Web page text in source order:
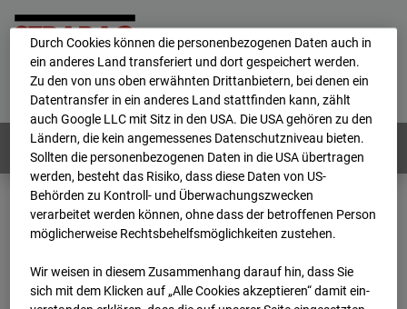
Home E-Mail Impressum
Login
Deutsch / English
Webcams: Alle Länder
Home
Österreich
BC-191 - BV-ÖBB Lastenstraße
Archiv
2026
07 08 09:45
Durch Cookies können die personenbezogenen Daten auch in
ein anderes Land transferiert und dort gespeichert werden.
Zu den von uns oben erwähnten Drittanbietern, bei denen ein
Datentransfer in ein anderes Land stattfinden kann, zählt
auch Google LLC mit Sitz in den USA. Die USA gehören zu den
Ländern, die kein angemessenes Datenschutzniveau bieten.
Sollten die personenbezogenen Daten in die USA übertragen
werden, besteht das Risiko, dass diese Daten von US-
Behörden zu Kontroll- und Überwachungszwecken
verarbeitet werden können, ohne dass der betroffenen Person
möglicherweise Rechtsbehelfsmöglichkeiten zustehen.
Wir weisen in diesem Zusammenhang darauf hin, dass Sie
sich mit dem Klicken auf „Alle Cookies akzeptieren“ damit ein­